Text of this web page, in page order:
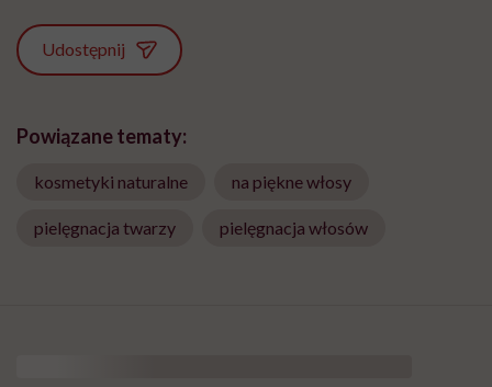
Udostępnij
Powiązane tematy:
kosmetyki naturalne na piękne włosy
pielęgnacja twarzy pielęgnacja włosów